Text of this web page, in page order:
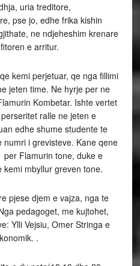
uria treditore,
pse jo, edhe frika kishin
ne ndjeheshim krenare
e arritur.
kemi perjetuar, qe nga fillimi
jeten time. Ne hyrje per ne
Kombetar. Ishte vertet
ralle ne jeten e
edhe shume studente te
i grevisteve. Kane qene
Flamurin tone, duke e
mbyllur greven tone.
pjese djem e vajza, nga te
pedagoget, me kujtohet,
Ylli Vejsiu, Omer Stringa e
.